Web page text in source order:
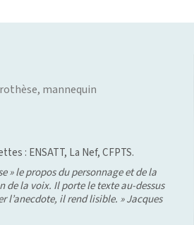
mannequin
: ENSATT, La Nef, CFPTS.
» le propos du personnage et de la
de la voix. Il porte le texte au‑dessus
l’anecdote, il rend lisible. » Jacques